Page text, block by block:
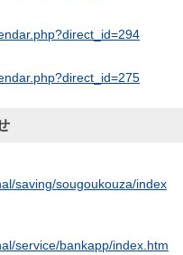
saving/sougoukouza/index
service/bankapp/index.htm